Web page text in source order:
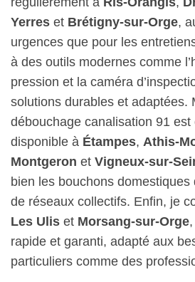
Yerres et Brétigny-sur-Orge,
urgences que pour les
à des outils modernes comme
pression et la caméra
solutions durables et adaptées.
débouchage canalisation 91 est
disponible à Étampes, Athis-
Montgeron et Vigneux-sur-
bien les bouchons
de réseaux collectifs. Enfin, je
Les Ulis et Morsang-sur-Orge
rapide et garanti, adapté aux
particuliers comme des